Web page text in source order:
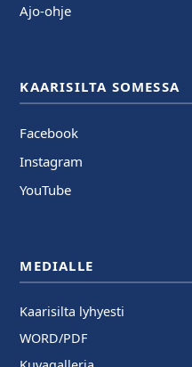
Ajo-ohje
KAARISILTA SOMESSA
Facebook
Instagram
YouTube
MEDIALLE
Kaarisilta lyhyesti
WORD/PDF